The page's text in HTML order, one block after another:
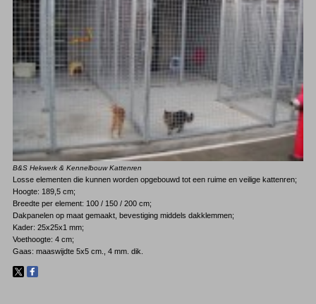
B&S Hekwerk & Kennelbouw Kattenren
Losse elementen die kunnen worden opgebouwd tot een ruime en veilige kattenren;
Hoogte: 189,5 cm;
Breedte per element: 100 / 150 / 200 cm;
Dakpanelen op maat gemaakt, bevestiging middels dakklemmen;
Kader: 25x25x1 mm;
Voethoogte: 4 cm;
Gaas: maaswijdte 5x5 cm., 4 mm. dik.